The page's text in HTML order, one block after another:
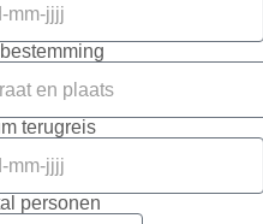
terugreis
personen